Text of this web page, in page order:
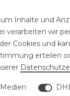
Inhalte und
verarbeiten wir
Cookies und
erteilen